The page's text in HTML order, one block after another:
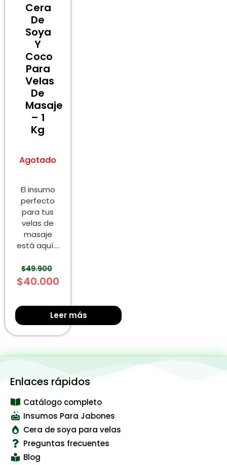
Cera
De
Soya
Y
Coco
Para
Velas
De
Masaje
– 1
Kg
Agotado
El insumo
perfecto
para tus
velas de
masaje
está aquí....
$49.900
$40.000
Leer más
Enlaces rápidos
Catálogo completo
Insumos Para Jabones
Cera de soya para velas
Preguntas frecuentes
Blog